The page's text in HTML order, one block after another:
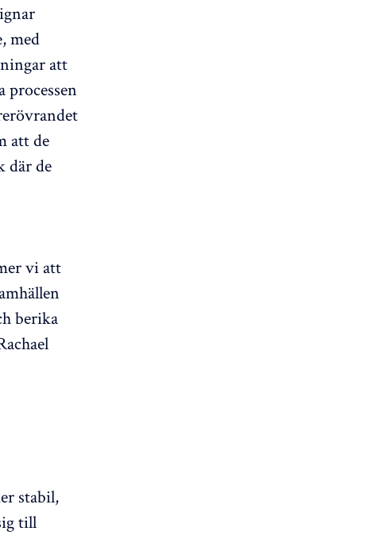
med
att
att de
där de
vi att
berika
stabil,
till